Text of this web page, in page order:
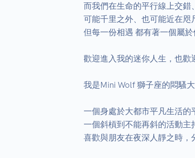
而我們在生命的平行線上交錯
可能千里之外、也可能近在咫
但每一份相遇 都有著一個屬
歡迎進入我的迷你人生，也歡
我是Mini Wolf 獅子座的悶騷
一個身處於大都市平凡生活的
一個斜槓到不能再斜的活動主
喜歡與朋友在夜深人靜之時